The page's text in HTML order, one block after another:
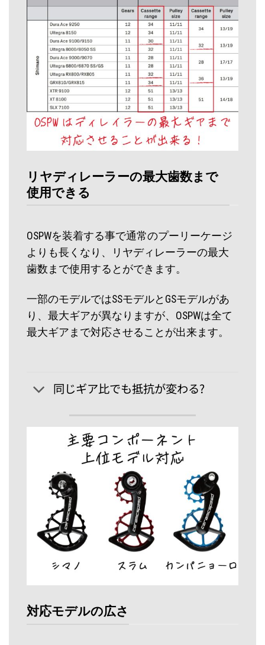
リヤディレーラーの最大歯数まで
使用できる
OSPWを装着する事で通常のプーリーケージ
よりも長くなり、リヤディレーラーの最大
歯数まで使用するとができます。
一部のモデルではSSモデルとGSモデルがあ
り、最大ギアが異なりますが、OSPWは全て
最大ギアまで対応させることが出来ます。
同じギア比でも抵抗が変わる?
対応モデルの広さ